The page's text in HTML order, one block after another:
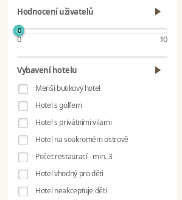
Hodnocení uživatelů
0
0 10
Vybavení hotelu
Menší butikový hotel
Hotel s golfem
Hotel s privátními vilami
Hotel na soukromém ostrově
Počet restaurací - min. 3
Hotel vhodný pro děti
Hotel neakceptuje děti